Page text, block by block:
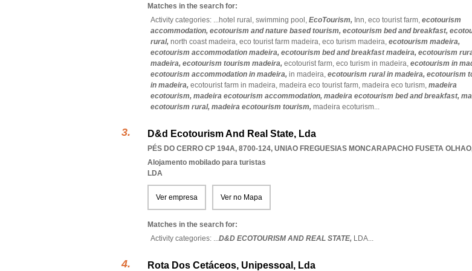
Matches in the search for:
Activity categories: ...hotel rural, swimming pool, EcoTourism, Inn, eco tourist farm, ecotourism
accommodation, ecotourism and nature based tourism, ecotourism bed and breakfast,
rural, north coast madeira, eco tourist farm madeira, eco turism madeira, ecotourism madeira,
ecotourism accommodation madeira, ecotourism bed and breakfast madeira, ecotourism
madeira, ecotourism tourism madeira, ecotourist farm, eco turism in madeira, ecotourism in
ecotourism accommodation in madeira, in madeira, ecotourism rural in madeira, ecotourism
in madeira, ecotourist farm in madeira, madeira eco tourist farm, madeira eco turism, madeira
ecotourism, madeira ecotourism accommodation, madeira ecotourism bed and breakfast,
ecotourism rural, madeira ecotourism tourism, madeira ecoturism...
D&d Ecotourism And Real State, Lda
PÉS DO CERRO CP 194A, 8700-124, UNIAO FREGUESIAS MONCARAPACHO FUSETA OLHAO
Alojamento mobilado para turistas
LDA
Ver empresa Ver no Mapa
Matches in the search for:
Activity categories: ...D&D ECOTOURISM AND REAL STATE, LDA...
Rota Dos Cetáceos, Unipessoal, Lda